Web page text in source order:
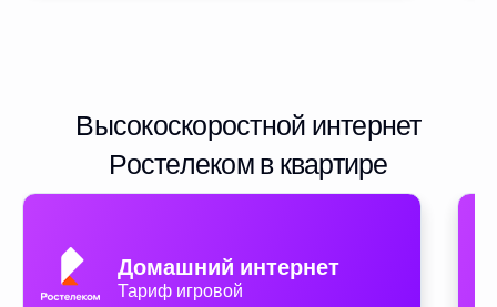
Высокоскоростной интернет
Ростелеком в квартире
Домашний интернет
Тариф игровой